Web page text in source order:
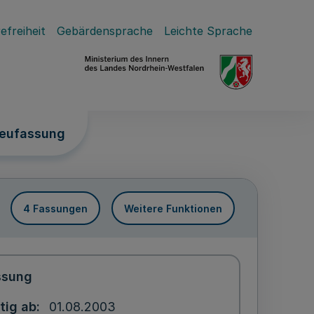
Gebärdensprache Leichte Sprache
4 Fassungen Weitere Funktionen
ab 01.08.2003